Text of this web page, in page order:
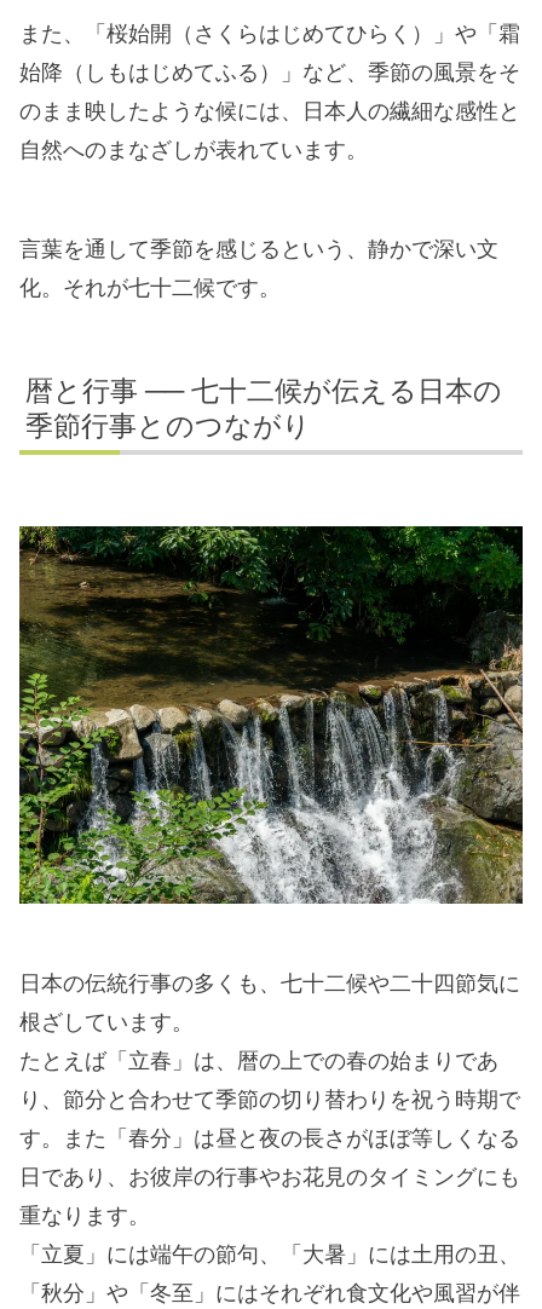
また、「桜始開（さくらはじめてひらく）」や「霜
始降（しもはじめてふる）」など、季節の風景をそ
のまま映したような候には、日本人の繊細な感性と
自然へのまなざしが表れています。
言葉を通して季節を感じるという、静かで深い文
化。それが七十二候です。
暦と行事 ── 七十二候が伝える日本の
季節行事とのつながり
日本の伝統行事の多くも、七十二候や二十四節気に
根ざしています。
たとえば「立春」は、暦の上での春の始まりであ
り、節分と合わせて季節の切り替わりを祝う時期で
す。また「春分」は昼と夜の長さがほぼ等しくなる
日であり、お彼岸の行事やお花見のタイミングにも
重なります。
「立夏」には端午の節句、「大暑」には土用の丑、
「秋分」や「冬至」にはそれぞれ食文化や風習が伴